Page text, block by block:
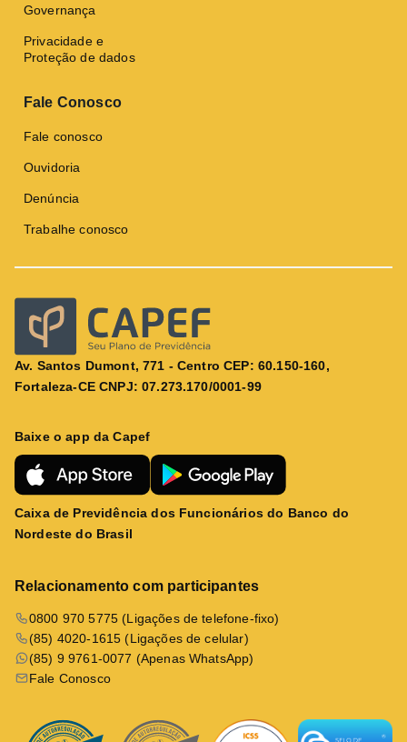
Governança
Privacidade e
Proteção de dados
Fale Conosco
Fale conosco
Ouvidoria
Denúncia
Trabalhe conosco
Av. Santos Dumont, 771 - Centro CEP: 60.150-160,
Fortaleza-CE CNPJ: 07.273.170/0001-99
Baixe o app da Capef
Caixa de Previdência dos Funcionários do Banco do
Nordeste do Brasil
Relacionamento com participantes
0800 970 5775 (Ligações de telefone-fixo)
(85) 4020-1615 (Ligações de celular)
(85) 9 9761-0077 (Apenas WhatsApp)
Fale Conosco